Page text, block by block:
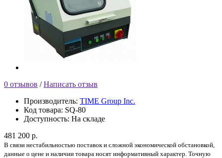
0 отзывов /Написать отзыв
Производитель: TIME Group Inc.
Код товара: SQ-80
Доступность: На складе
481 200 р.
В связи нестабильностью поставок и сложной экономической обстановкой,
данные о цене и наличии товара носят информативный характер. Точную